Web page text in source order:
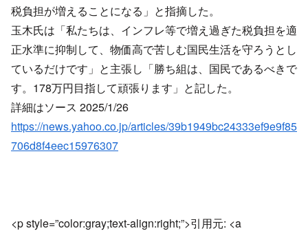
税負担が増えることになる」と指摘した。
玉木氏は「私たちは、インフレ等で増え過ぎた税負担を適
正水準に抑制して、物価高で苦しむ国民生活を守ろうとし
ているだけです」と主張し「勝ち組は、国民であるべきで
す。178万円目指して頑張ります」と記した。
詳細はソース 2025/1/26
https://news.yahoo.co.jp/articles/39b1949bc24333ef9e9f85
706d8f4eec15976307
<p style=”color:gray;text-align:right;”>引用元: <a